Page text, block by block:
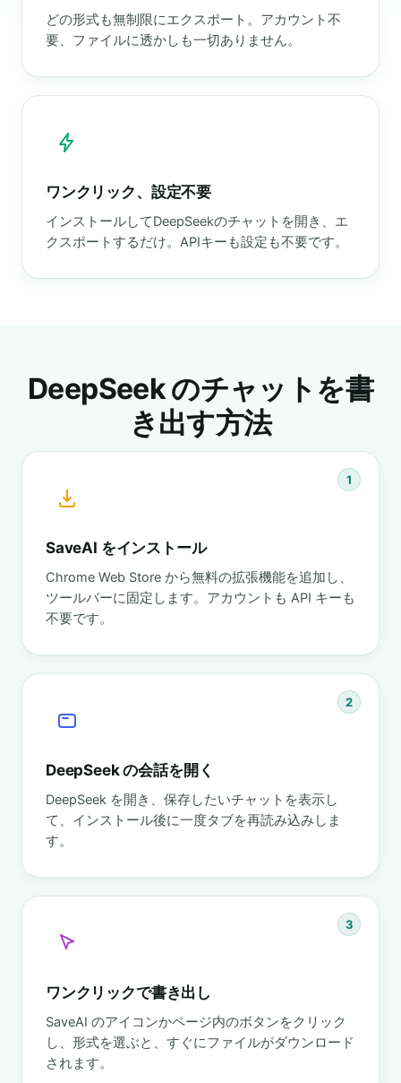
どの形式も無制限にエクスポート。アカウント不
要、ファイルに透かしも一切ありません。
ワンクリック、設定不要
インストールしてDeepSeekのチャットを開き、エ
クスポートするだけ。APIキーも設定も不要です。
DeepSeek のチャットを書
き出す方法
1
SaveAI をインストール
Chrome Web Store から無料の拡張機能を追加し、
ツールバーに固定します。アカウントも API キーも
不要です。
2
DeepSeek の会話を開く
DeepSeek を開き、保存したいチャットを表示し
て、インストール後に一度タブを再読み込みしま
す。
3
ワンクリックで書き出し
SaveAI のアイコンかページ内のボタンをクリック
し、形式を選ぶと、すぐにファイルがダウンロード
されます。